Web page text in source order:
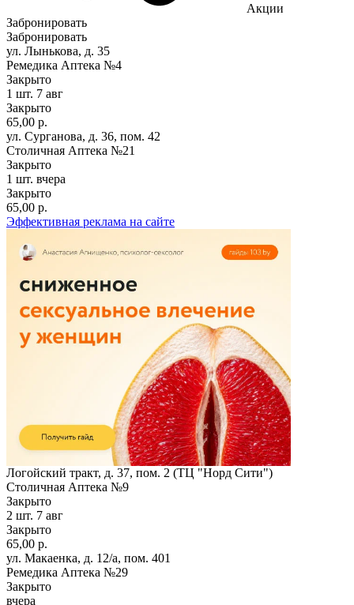
Акции
Забронировать
Забронировать
ул. Лынькова, д. 35
Ремедика Аптека №4
Закрыто
1 шт. 7 авг
Закрыто
65,00 р.
ул. Сурганова, д. 36, пом. 42
Столичная Аптека №21
Закрыто
1 шт. вчера
Закрыто
65,00 р.
Эффективная реклама на сайте
Логойский тракт, д. 37, пом. 2 (ТЦ "Норд Сити")
Столичная Аптека №9
Закрыто
2 шт. 7 авг
Закрыто
65,00 р.
ул. Макаенка, д. 12/а, пом. 401
Ремедика Аптека №29
Закрыто
вчера